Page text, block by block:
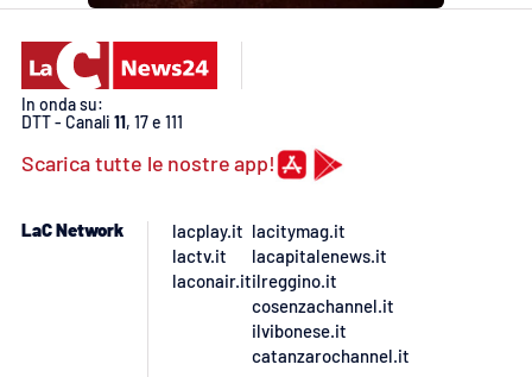
In onda su:
DTT - Canali 11, 17 e 111
Scarica tutte le nostre app!
LaC Network
lacplay.it
lactv.it
laconair.it
lacitymag.it
lacapitalenews.it
ilreggino.it
cosenzachannel.it
ilvibonese.it
catanzarochannel.it